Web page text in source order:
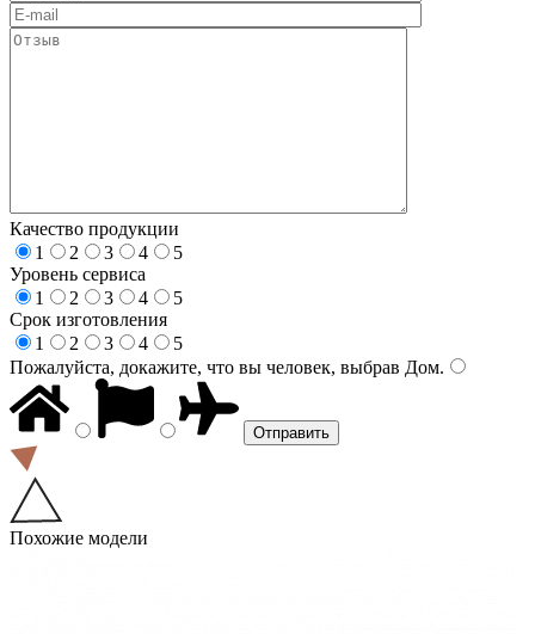
Качество продукции
1
2 3 4
5
Уровень сервиса
1
2 3 4
5
Срок изготовления
1
2 3 4
5
Пожалуйста, докажите, что вы человек, выбрав Дом.
Похожие модели